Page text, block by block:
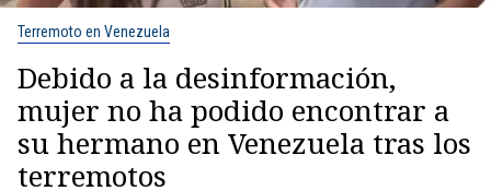
Terremoto en Venezuela
Debido a la desinformación,
mujer no ha podido encontrar a
su hermano en Venezuela tras los
terremotos